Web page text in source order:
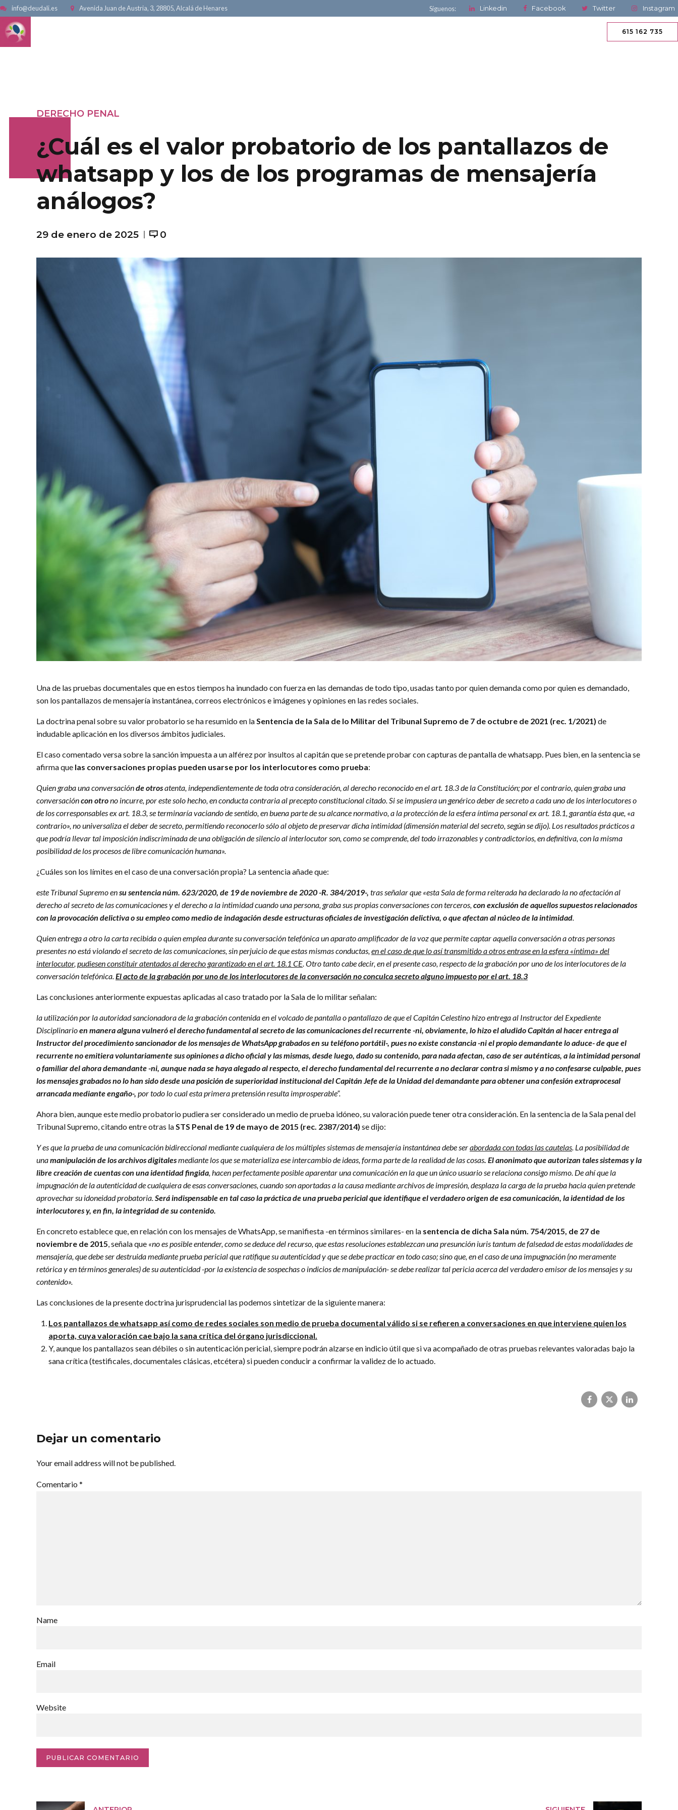
info@deudali.es Avenida Juan de Austria, 3, 28805, Alcalá de Henares Síguenos: Linkedin Facebook Twitter Instagram
615 162 735
DERECHO PENAL
¿Cuál es el valor probatorio de los pantallazos de
whatsapp y los de los programas de mensajería
análogos?
29 de enero de 2025 0
Una de las pruebas documentales que en estos tiempos ha inundado con fuerza en las demandas de todo tipo, usadas tanto por quien demanda como por quien es demandado,
son los pantallazos de mensajería instantánea, correos electrónicos e imágenes y opiniones en las redes sociales.
La doctrina penal sobre su valor probatorio se ha resumido en laSentencia de la Sala de lo Militar del Tribunal Supremo de 7 de octubre de 2021 (rec. 1/2021) de
indudable aplicación en los diversos ámbitos judiciales.
El caso comentado versa sobre la sanción impuesta a un alférez por insultos al capitán que se pretende probar con capturas de pantalla de whatsapp. Pues bien, en la sentencia se
afirma que las conversaciones propias pueden usarse por los interlocutores como prueba:
Quien graba una conversaciónde otrosatenta, independientemente de toda otra consideración, al derecho reconocido en el art. 18.3 de la Constitución; por el contrario, quien graba una
conversacióncon otrono incurre, por este solo hecho, en conducta contraria al precepto constitucional citado. Si se impusiera un genérico deber de secreto a cada uno de los interlocutores o
de los corresponsables ex art. 18.3, se terminaría vaciando de sentido, en buena parte de su alcance normativo, a la protección de la esfera íntima personal ex art. 18.1, garantía ésta que, «a
contrario», no universaliza el deber de secreto, permitiendo reconocerlo sólo al objeto de preservar dicha intimidad (dimensión material del secreto, según se dijo). Los resultados prácticos a
que podría llevar tal imposición indiscriminada de una obligación de silencio al interlocutor son, como se comprende, del todo irrazonables y contradictorios, en definitiva, con la misma
posibilidad de los procesos de libre comunicación humana».
¿Cuáles son los límites en el caso de una conversación propia? La sentencia añade que:
este Tribunal Supremo ensu sentencia núm. 623/2020, de 19 de noviembre de 2020 -R. 384/2019-, tras señalar que «esta Sala de forma reiterada ha declarado la no afectación al
derecho al secreto de las comunicaciones y el derecho a la intimidad cuando una persona, graba sus propias conversaciones con terceros,con exclusión de aquellos supuestos relacionados
con la provocación delictiva o su empleo como medio de indagación desde estructuras oficiales de investigación delictiva, o que afectan al núcleo de la intimidad.
Quien entrega a otro la carta recibida o quien emplea durante su conversación telefónica un aparato amplificador de la voz que permite captar aquella conversación a otras personas
presentes no está violando el secreto de las comunicaciones, sin perjuicio de que estas mismas conductas,en el caso de que lo así transmitido a otros entrase en la esfera «íntima» del
interlocutor,pudiesen constituir atentados al derecho garantizado en el art. 18.1 CE. Otro tanto cabe decir, en el presente caso, respecto de la grabación por uno de los interlocutores de la
conversación telefónica.El acto de la grabación por uno de los interlocutores de la conversación no conculca secreto alguno impuesto por el art. 18.3
Las conclusiones anteriormente expuestas aplicadas al caso tratado por la Sala de lo militar señalan:
la utilización por la autoridad sancionadora de la grabación contenida en el volcado de pantalla o pantallazo de que el Capitán Celestino hizo entrega al Instructor del Expediente
Disciplinarioen manera alguna vulneró el derecho fundamental al secreto de las comunicaciones del recurrente -ni, obviamente, lo hizo el aludido Capitán al hacer entrega al
Instructor del procedimiento sancionador de los mensajes de WhatsApp grabados en su teléfono portátil-, pues no existe constancia -ni el propio demandante lo aduce- de que el
recurrente no emitiera voluntariamente sus opiniones a dicho oficial y las mismas, desde luego, dado su contenido, para nada afectan, caso de ser auténticas, a la intimidad personal
o familiar del ahora demandante -ni, aunque nada se haya alegado al respecto, el derecho fundamental del recurrente a no declarar contra si mismo y a no confesarse culpable, pues
los mensajes grabados no lo han sido desde una posición de superioridad institucional del Capitán Jefe de la Unidad del demandante para obtener una confesión extraprocesal
arrancada mediante engaño-, por todo lo cual esta primera pretensión resulta improsperable”.
Ahora bien, aunque este medio probatorio pudiera ser considerado un medio de prueba idóneo, su valoración puede tener otra consideración. En la sentencia de la Sala penal del
Tribunal Supremo, citando entre otras laSTS Penal de 19 de mayo de 2015 (rec. 2387/2014) se dijo:
Y es que la prueba de una comunicación bidireccional mediante cualquiera de los múltiples sistemas de mensajería instantánea debe serabordada con todas las cautelas. La posibilidad de
unamanipulación de los archivos digitalesmediante los que se materializa ese intercambio de ideas, forma parte de la realidad de las cosas. El anonimato que autorizan tales sistemas y la
libre creación de cuentas con una identidad fingida, hacen perfectamente posible aparentar una comunicación en la que un único usuario se relaciona consigo mismo. De ahí que la
impugnación de la autenticidad de cualquiera de esas conversaciones, cuando son aportadas a la causa mediante archivos de impresión, desplaza la carga de la prueba hacia quien pretende
aprovechar su idoneidad probatoria.Será indispensable en tal caso la práctica de una prueba pericial que identifique el verdadero origen de esa comunicación, la identidad de los
interlocutores y, en fin, la integridad de su contenido.
En concreto establece que, en relación con los mensajes de WhatsApp, se manifiesta -en términos similares- en la sentencia de dicha Sala núm. 754/2015, de 27 de
noviembre de 2015, señala que «no es posible entender, como se deduce del recurso, que estas resoluciones establezcan una presunción iuris tantum de falsedad de estas modalidades de
mensajería, que debe ser destruida mediante prueba pericial que ratifique su autenticidad y que se debe practicar en todo caso; sino que, en el caso de una impugnación (no meramente
retórica y en términos generales) de su autenticidad -por la existencia de sospechas o indicios de manipulación- se debe realizar tal pericia acerca del verdadero emisor de los mensajes y su
contenido».
Las conclusiones de la presente doctrina jurisprudencial las podemos sintetizar de la siguiente manera:
Los pantallazos de whatsapp así como de redes sociales son medio de prueba documental válido si se refieren a conversaciones en que interviene quien los
aporta, cuya valoración cae bajo la sana crítica del órgano jurisdiccional.
Y, aunque los pantallazos sean débiles o sin autenticación pericial, siempre podrán alzarse en indicio útil que si va acompañado de otras pruebas relevantes valoradas bajo la
sana crítica (testificales, documentales clásicas, etcétera) si pueden conducir a confirmar la validez de lo actuado.
Dejar un comentario
Your email address will not be published.
Comentario *
Name
Email
Website
PUBLICAR COMENTARIO